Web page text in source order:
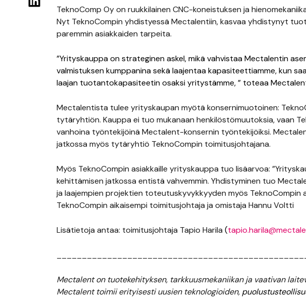
TeknoComp Oy on ruukkilainen CNC-koneistuksen ja
Nyt TeknoCompin yhdistyessä Mectalentiin, kasvaa yhdistynyt
paremmin asiakkaiden tarpeita.
”Yrityskauppa on strateginen askel, mikä vahvistaa Mectalentin
valmistuksen kumppanina sekä laajentaa kapasiteettiamme, kun
laajan tuotantokapasiteetin osaksi yritystämme, ” toteaa
Mectalentista tulee yrityskaupan myötä konsernimuotoinen:
tytäryhtiön. Kauppa ei tuo mukanaan henkilöstömuutoksia, vaan
vanhoina työntekijöinä Mectalent-konsernin työntekijöiksi.
jatkossa myös tytäryhtiö TeknoCompin toimitusjohtajana.
Myös TeknoCompin asiakkaille yrityskauppa tuo lisäarvoa:
kehittämisen jatkossa entistä vahvemmin. Yhdistyminen tuo
ja laajempien projektien toteutuskyvykkyyden myös TeknoCompin
TeknoCompin aikaisempi toimitusjohtaja ja omistaja Hannu Voltti
Lisätietoja antaa: toimitusjohtaja Tapio Harila (
Mectalent on tuotekehityksen, tarkkuusmekaniikan ja vaativan
Mectalent toimii erityisesti uusien teknologioiden,